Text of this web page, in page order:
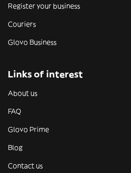
Register your business
Couriers
Glovo Business
Links of interest
About us
FAQ
Glovo Prime
Blog
Contact us